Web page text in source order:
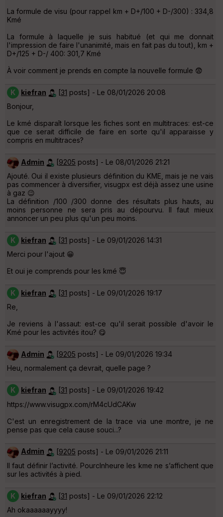
La formule de visu (pour rappel km + D+/100 + D-/300) : 334,8
Kmé
La formule à laquelle je suis habitué (et qui me donnait
l'impression de faire l'unanimité, mais en fait pas du tout), km +
D+/125 + D-/ 400: 301,7 Kmé
À voir comment je prends en compte la nouvelle formule 😨
K kiefran [31 posts] - Le 08/01/2026 20:08
Bonjour,
Le kmé disparaît lorsque les fiches sont en multitraces: est-ce
que ce serait difficile de faire en sorte qu'il apparaisse y
compris en multitraces?
Admin [9205 posts] - Le 08/01/2026 21:21
Ajouté. Oui il existe plusieurs définition du KME, mais je ne vais
pas commencer à diversifier, visugpx est déjà assez une usine
à gaz 😉
La définition /100 /300 donne des résultats plus hauts, au
moins personne ne sera pris au dépourvu. Il faut mieux
annoncer un peu plus qu'un peu moins.
K kiefran [31 posts] - Le 09/01/2026 14:31
Merci pour l'ajout 😁
Et oui je comprends pour les kmé 😇
K kiefran [31 posts] - Le 09/01/2026 19:17
Re,
Je reviens à l'assaut: est-ce qu'il serait possible d'avoir le
Kmé pour les activités itou? 😋
Admin [9205 posts] - Le 09/01/2026 19:34
Heu, normalement ça devrait, quelle page ?
K kiefran [31 posts] - Le 09/01/2026 19:42
https://www.visugpx.com/rM4cUdCAKw
C'est un enregistrement de la trace via une montre, je ne
pense pas que cela cause souci...?
Admin [9205 posts] - Le 09/01/2026 21:11
Il faut définir l’activité. Pourclnheure les kme ne s’affichent que
sur les activités à pied.
K kiefran [31 posts] - Le 09/01/2026 22:12
Ah okaaaaaayyyy!